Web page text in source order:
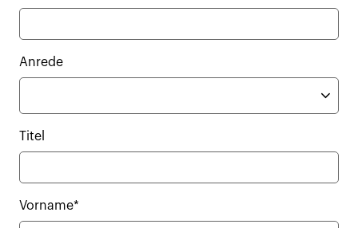
Anrede
Titel
Vorname*